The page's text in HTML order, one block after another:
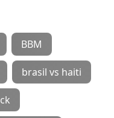
BBM
brasil vs haiti